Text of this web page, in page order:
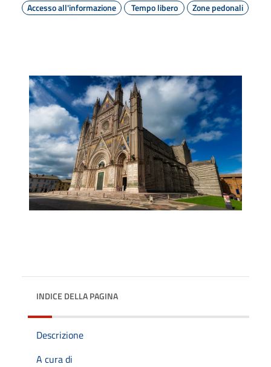
Accesso all'informazione
Tempo libero Zone pedonali
INDICE DELLA PAGINA
Descrizione
A cura di